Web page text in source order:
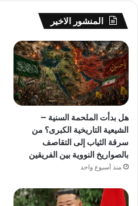
المنشور الاخير
هل بدأت الملحمة السنية –
الشيعية التاريخية الكبرى؟ من
سرقة الثياب إلى التقاصف
بالصواريخ النووية بين الفريقين
منذ أسبوع واحد